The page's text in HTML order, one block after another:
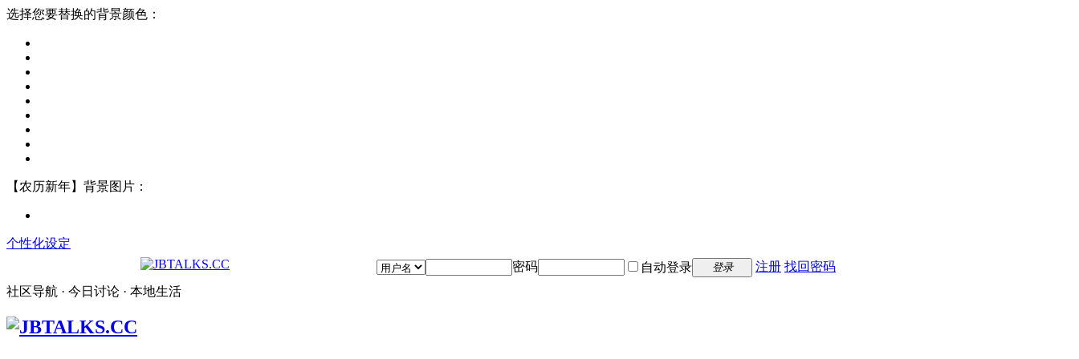
选择您要替换的背景颜色：
【农历新年】背景图片：
个性化设定
密码
自动登录 登录 注册 找回密码
社区导航 · 今日讨论 · 本地生活